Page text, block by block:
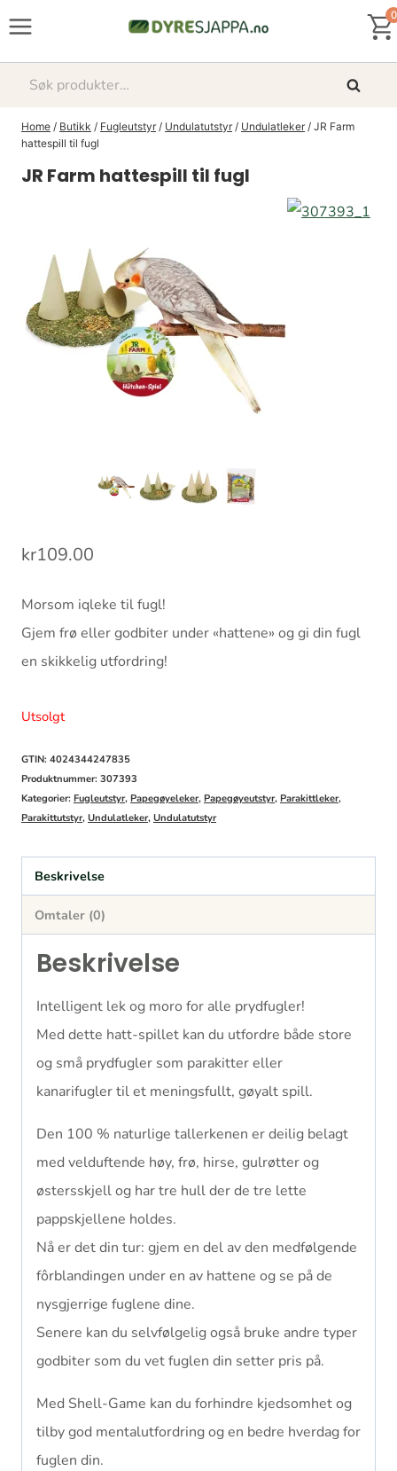
0
Søk
Søk
Home / Butikk / Fugleutstyr / Undulatutstyr / Undulatleker / JR Farm
hattespill til fugl
JR Farm hattespill til fugl
kr109.00
Morsom iqleke til fugl!
Gjem frø eller godbiter under «hattene» og gi din fugl
en skikkelig utfordring!
Utsolgt
GTIN: 4024344247835
Produktnummer: 307393
Kategorier: Fugleutstyr, Papegøyeleker, Papegøyeutstyr, Parakittleker,
Parakittutstyr, Undulatleker, Undulatutstyr
Beskrivelse
Omtaler (0)
Beskrivelse
Intelligent lek og moro for alle prydfugler!
Med dette hatt-spillet kan du utfordre både store
og små prydfugler som parakitter eller
kanarifugler til et meningsfullt, gøyalt spill.
Den 100 % naturlige tallerkenen er deilig belagt
med velduftende høy, frø, hirse, gulrøtter og
østersskjell og har tre hull der de tre lette
pappskjellene holdes.
Nå er det din tur: gjem en del av den medfølgende
fôrblandingen under en av hattene og se på de
nysgjerrige fuglene dine.
Senere kan du selvfølgelig også bruke andre typer
godbiter som du vet fuglen din setter pris på.
Med Shell-Game kan du forhindre kjedsomhet og
tilby god mentalutfordring og en bedre hverdag for
fuglen din.